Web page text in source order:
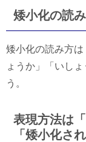
矮小化の読
矮小化の読み方
ょうか」「いし
う。
表現方法は
「矮小化され